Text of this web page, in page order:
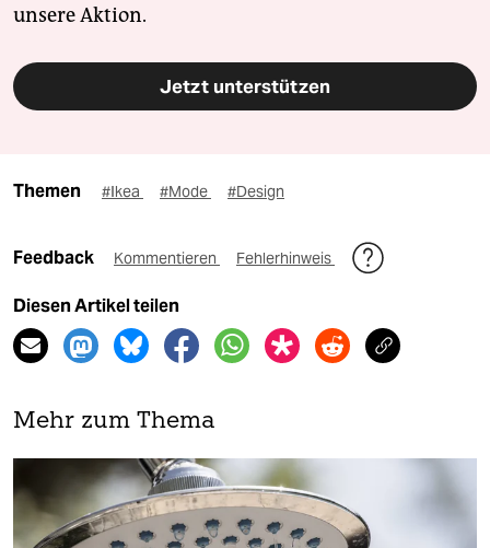
unsere Aktion.
Jetzt unterstützen
Themen #Ikea #Mode #Design
Feedback Kommentieren Fehlerhinweis
Diesen Artikel teilen
Mehr zum Thema